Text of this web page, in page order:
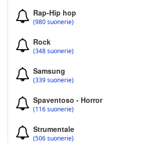
Rap-Hip hop
(980 suonerie)
Rock
(348 suonerie)
Samsung
(339 suonerie)
Spaventoso - Horror
(116 suonerie)
Strumentale
(506 suonerie)